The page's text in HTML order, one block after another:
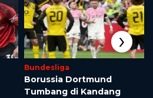
Bundesliga
Borussia Dortmund
Tumbang di Kandang
›